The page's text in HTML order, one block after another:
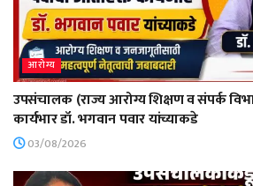
आरोग्य
उपसंचालक (राज्य आरोग्य शिक्षण व संपर्क
कार्यभार डॉ. भगवान पवार यांच्याकडे
03/08/2026